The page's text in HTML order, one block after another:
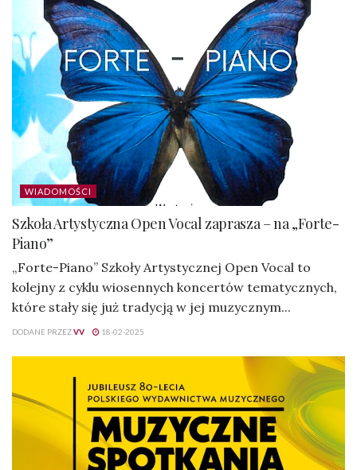
WIADOMOŚCI
Szkoła Artystyczna Open Vocal zaprasza – na „Forte-
Piano”
„Forte-Piano” Szkoły Artystycznej Open Vocal to
kolejny z cyklu wiosennych koncertów tematycznych,
które stały się już tradycją w jej muzycznym...
DODANE PRZEZVV 18-02-2025